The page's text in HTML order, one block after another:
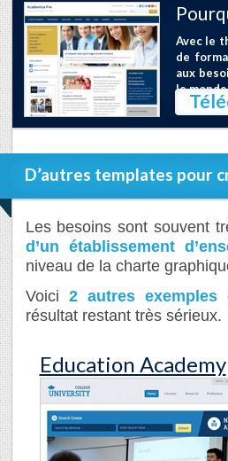
Avec le
de
aux
le monde
D’autres templates pour
Les besoins sont souvent
d’un établissement
niveau de la charte
Voici 2 autres exemples
résultat restant très sérieux.
Education Academy